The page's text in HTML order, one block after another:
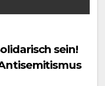
sein!